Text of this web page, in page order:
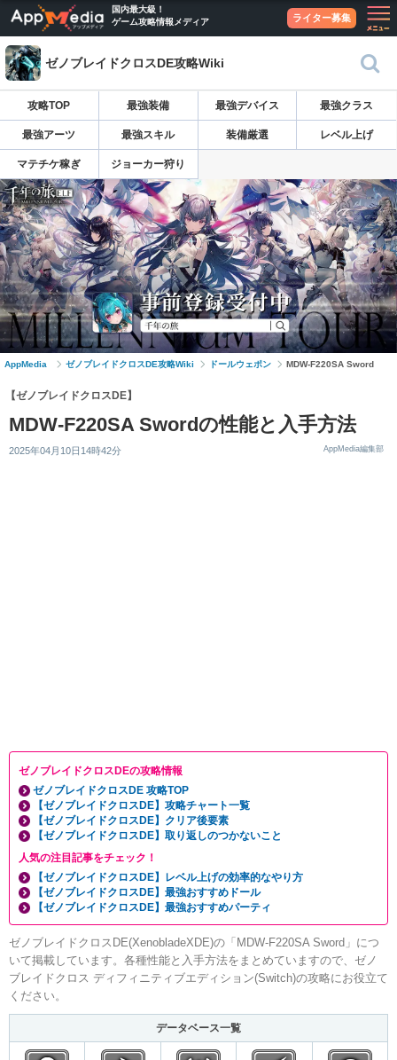
国内最大級！
ゲーム攻略情報メディア
ライター募集
ゼノブレイドクロスDE攻略Wiki
攻略TOP 最強装備 最強デバイス 最強クラス
最強アーツ 最強スキル 装備厳選 レベル上げ
マテチケ稼ぎ ジョーカー狩り
AppMedia ゼノブレイドクロスDE攻略Wiki ドールウェポン MDW-F220SA Sword
【ゼノブレイドクロスDE】
MDW-F220SA Swordの性能と入手方法
2025年04月10日14時42分 AppMedia編集部
ゼノブレイドクロスDEの攻略情報
ゼノブレイドクロスDE 攻略TOP
【ゼノブレイドクロスDE】攻略チャート一覧
【ゼノブレイドクロスDE】クリア後要素
【ゼノブレイドクロスDE】取り返しのつかないこと
人気の注目記事をチェック！
【ゼノブレイドクロスDE】レベル上げの効率的なやり方
【ゼノブレイドクロスDE】最強おすすめドール
【ゼノブレイドクロスDE】最強おすすめパーティ
ゼノブレイドクロスDE(XenobladeXDE)の「MDW-F220SA Sword」につ
いて掲載しています。各種性能と入手方法をまとめていますので、ゼノ
ブレイドクロス ディフィニティブエディション(Switch)の攻略にお役立て
ください。
データベース一覧